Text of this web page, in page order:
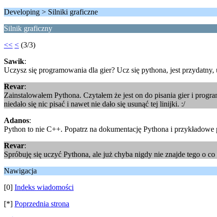
Developing > Silniki graficzne
Silnik graficzny
<< < (3/3)
Sawik:
Uczysz się programowania dla gier? Ucz się pythona, jest
Revar:
Zainstalowałem Pythona. Czytałem że jest on do pisania gier i
niedało się nic pisać i nawet nie dało się usunąć tej linijki. :/
Adanos:
Python to nie C++. Popatrz na dokumentację Pythona i
Revar:
Spróbuję się uczyć Pythona, ale już chyba nigdy nie znajde tego o
Nawigacja
[0] Indeks wiadomości
[*] Poprzednia strona